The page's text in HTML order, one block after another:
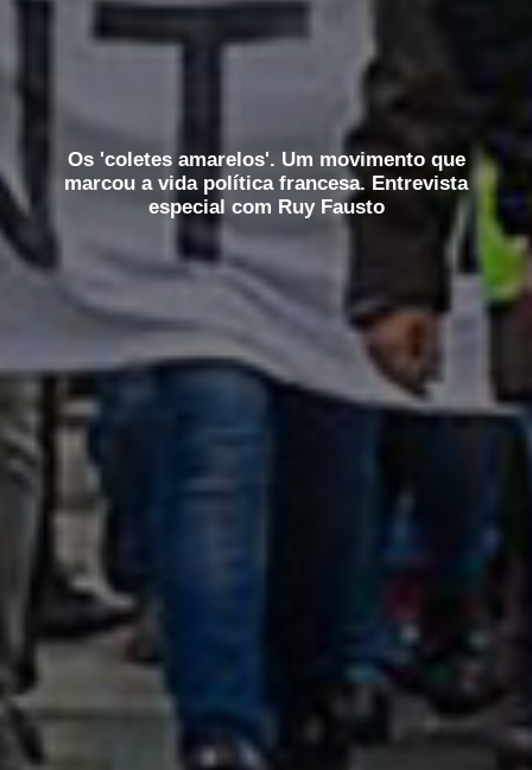
Os 'coletes amarelos'. Um movimento que
marcou a vida política francesa. Entrevista
especial com Ruy Fausto